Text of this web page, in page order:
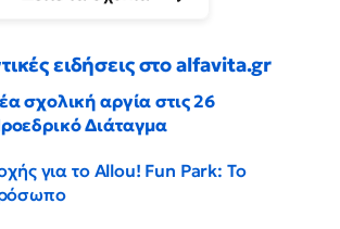
ειδήσεις στο alfavita.gr
σχολική αργία στις 26
Διάταγμα
για το Allou! Fun Park: Το